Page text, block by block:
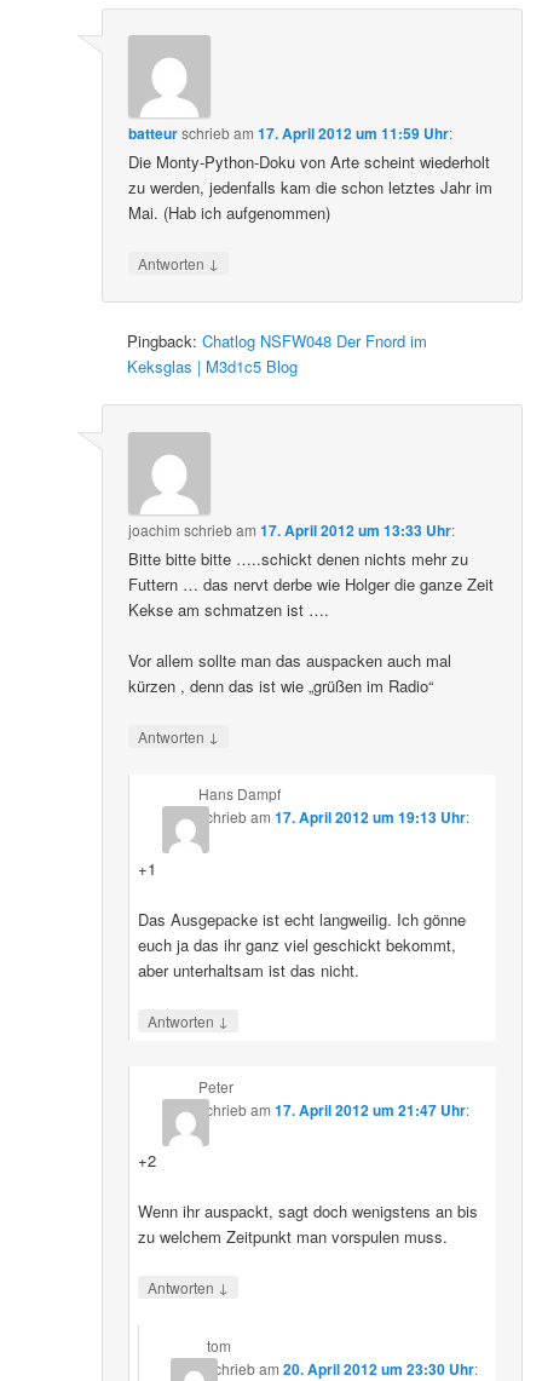
batteurschriebam17. April 2012 um 11:59 Uhr:
Die Monty-Python-Doku von Arte scheint wiederholt
zu werden, jedenfalls kam die schon letztes Jahr im
Mai. (Hab ich aufgenommen)
Antworten ↓
Pingback:Chatlog NSFW048 Der Fnord im
Keksglas | M3d1c5 Blog
joachim schriebam17. April 2012 um 13:33 Uhr:
Bitte bitte bitte …..schickt denen nichts mehr zu
Futtern … das nervt derbe wie Holger die ganze Zeit
Kekse am schmatzen ist ….
Vor allem sollte man das auspacken auch mal
kürzen , denn das ist wie „grüßen im Radio“
Antworten ↓
Hans Dampf
schriebam 17. April 2012 um 19:13 Uhr:
+1
Das Ausgepacke ist echt langweilig. Ich gönne
euch ja das ihr ganz viel geschickt bekommt,
aber unterhaltsam ist das nicht.
Antworten ↓
Peter
schriebam 17. April 2012 um 21:47 Uhr:
+2
Wenn ihr auspackt, sagt doch wenigstens an bis
zu welchem Zeitpunkt man vorspulen muss.
Antworten ↓
tom
schriebam20. April 2012 um 23:30 Uhr: